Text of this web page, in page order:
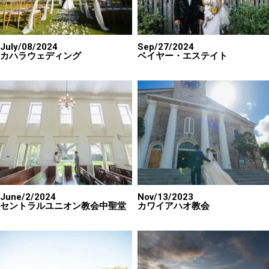
July/08/2024
カハラウェディング
Sep/27/2024
ベイヤー・エステイト
June/2/2024
セントラルユニオン教会中聖堂
Nov/13/2023
カワイアハオ教会